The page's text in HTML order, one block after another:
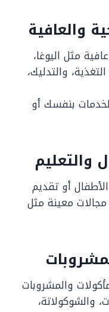
والعافية
مثل اليوغا،
والتدليك،
بنفسك أو
والتعليم
أو تقديم
معينة مثل
والمشروبات
والشوكولاتة،